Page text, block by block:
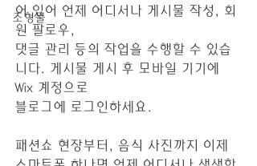
조형물
어 있어 언제 어디서나 게시물 작성, 회
원 팔로우,
댓글 관리 등의 작업을 수행할 수 있습
니다. 게시물 게시 후 모바일 기기에
Wix 계정으로
블로그에 로그인하세요.
패션쇼 현장부터, 음식 사진까지 이제